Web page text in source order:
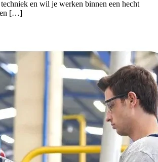
en wil je werken binnen een hecht
en […]